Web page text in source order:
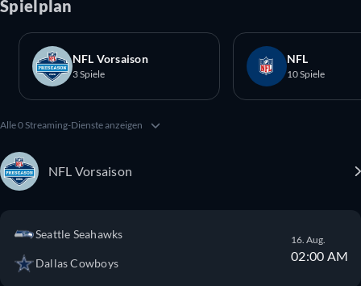
Spielplan
NFL Vorsaison
3 Spiele
NFL
10 Spiele
Alle 0 Streaming-Dienste anzeigen
NFL Vorsaison
Seattle Seahawks
Dallas Cowboys
16. Aug.
02:00 AM